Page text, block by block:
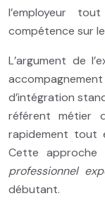
l’employeur
compétence sur
L’argument de
d’intégration
référent métier
rapidement tout
Cette
professionnel
débutant.